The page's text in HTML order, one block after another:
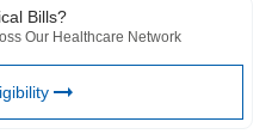
Bills?
Our Healthcare Network